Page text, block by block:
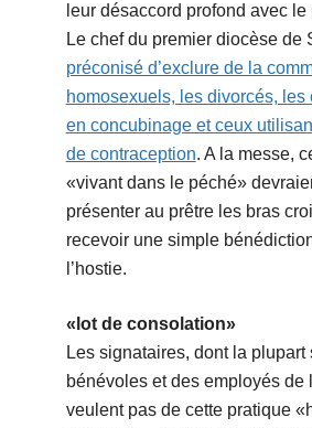
leur désaccord profond avec le
Le chef du premier diocèse de
préconisé d’exclure de la
homosexuels, les divorcés, les
en concubinage et ceux
de contraception. A la messe,
«vivant dans le péché»
présenter au prêtre les bras
recevoir une simple
l’hostie.
«lot de consolation»
Les signataires, dont la plupart
bénévoles et des employés de
veulent pas de cette pratique